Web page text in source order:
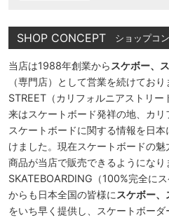
SHOP CONCEPT ショップコ
当店は1988年創業から スケボー、
（専門店）として営業を続けてお
STREET（カリフォルニアストリ
来はスケートボード発祥の地、カ
スケートボードに関する情報を日
けました。現在スケートボードの
商品が当店で販売できるようにな
SKATEBOARDING（100%完全に
からも日本全国の皆様に スケボー、
をいち早く提供し、スケートボー